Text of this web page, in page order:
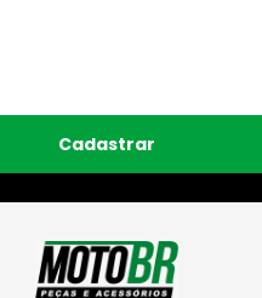
Cadastrar